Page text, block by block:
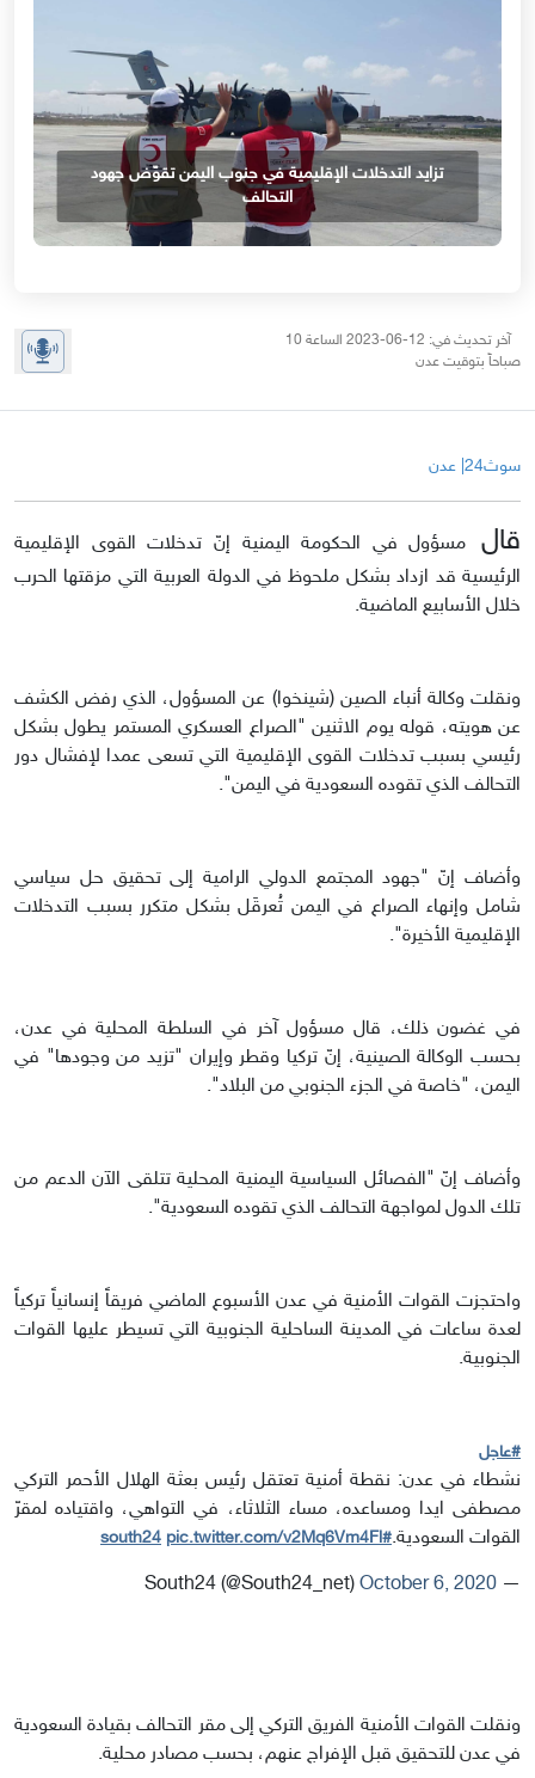
تزايد التدخلات الإقليمية في جنوب اليمن تقوّض جهود
التحالف
آخر تحديث في: 12-06-2023 الساعة 10
صباحاً بتوقيت عدن
سوث24| عدن
قال
مسؤول في الحكومة اليمنية إنّ تدخلات القوى الإقليمية
الرئيسية قد ازداد بشكل ملحوظ في الدولة العربية التي مزقتها الحرب
خلال الأسابيع الماضية.
ونقلت وكالة أنباء الصين (شينخوا) عن المسؤول، الذي رفض الكشف
عن هويته، قوله يوم الاثنين "الصراع العسكري المستمر يطول بشكل
رئيسي بسبب تدخلات القوى الإقليمية التي تسعى عمدا لإفشال دور
التحالف الذي تقوده السعودية في اليمن".
وأضاف إنّ "جهود المجتمع الدولي الرامية إلى تحقيق حل سياسي
شامل وإنهاء الصراع في اليمن تُعرقَل بشكل متكرر بسبب التدخلات
الإقليمية الأخيرة".
في غضون ذلك، قال مسؤول آخر في السلطة المحلية في عدن،
بحسب الوكالة الصينية، إنّ تركيا وقطر وإيران "تزيد من وجودها" في
اليمن، "خاصة في الجزء الجنوبي من البلاد".
وأضاف إنّ "الفصائل السياسية اليمنية المحلية تتلقى الآن الدعم من
تلك الدول لمواجهة التحالف الذي تقوده السعودية".
واحتجزت القوات الأمنية في عدن الأسبوع الماضي فريقاً إنسانياً تركياً
لعدة ساعات في المدينة الساحلية الجنوبية التي تسيطر عليها القوات
الجنوبية.
#عاجل
نشطاء في عدن: نقطة أمنية تعتقل رئيس بعثة الهلال الأحمر التركي
مصطفى ايدا ومساعده، مساء الثلاثاء، في التواهي، واقتياده لمقرّ
القوات السعودية.#south24
pic.twitter.com/v2Mq6Vm4Fl
— South24 (@South24_net)
October 6, 2020
ونقلت القوات الأمنية الفريق التركي إلى مقر التحالف بقيادة السعودية
في عدن للتحقيق قبل الإفراج عنهم، بحسب مصادر محلية.